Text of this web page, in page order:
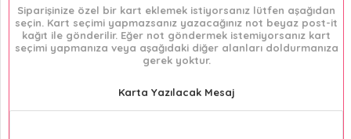
Siparişinize özel bir kart eklemek istiyorsanız lütfen aşağıdan
seçin. Kart seçimi yapmazsanız yazacağınız not beyaz post-it
kağıt ile gönderilir. Eğer not göndermek istemiyorsanız kart
seçimi yapmanıza veya aşağıdaki diğer alanları doldurmanıza
gerek yoktur.
Karta Yazılacak Mesaj